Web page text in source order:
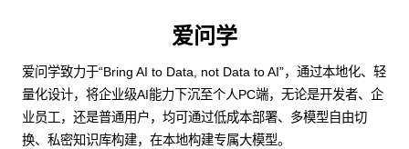
爱问学
爱问学致力于“Bring AI to Data, not Data to AI”，通过本地化、轻
量化设计，将企业级AI能力下沉至个人PC端，无论是开发者、企
业员工，还是普通用户，均可通过低成本部署、多模型自由切
换、私密知识库构建，在本地构建专属大模型。